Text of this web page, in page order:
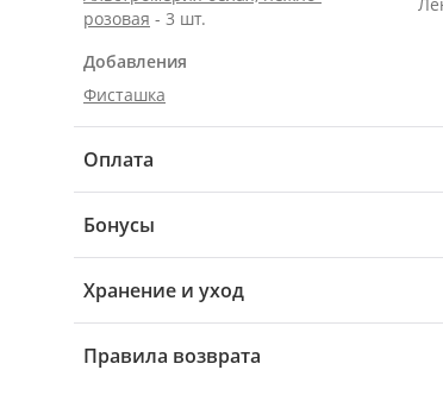
розовая - 3 шт.
Добавления
Фисташка
Оплата
Бонусы
Хранение и уход
Правила возврата